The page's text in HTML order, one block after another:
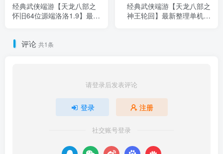
经典武侠端游【天龙八部之
怀旧64位源端洛洛1.9】最新
端+GM工具+网页注册+详细
经典武侠端游【天龙八部之
神王轮回】最新整理单机一
评论 共1条
请登录后发表评论
登录 注册
社交账号登录